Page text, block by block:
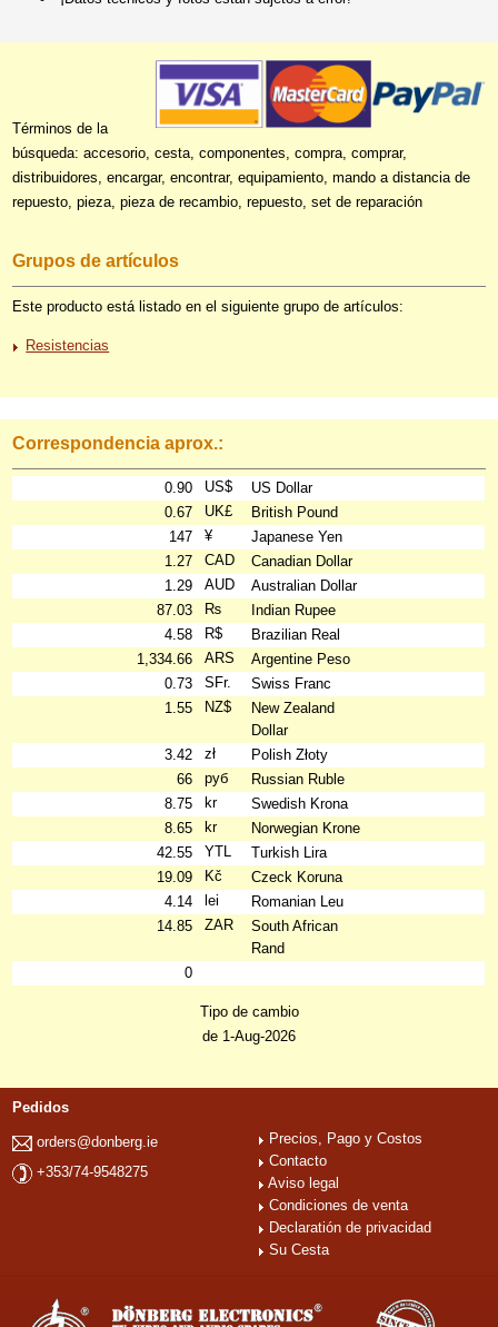
Términos de la
búsqueda: accesorio, cesta, componentes, compra, comprar,
distribuidores, encargar, encontrar, equipamiento, mando a distancia de
repuesto, pieza, pieza de recambio, repuesto, set de reparación
Grupos de artículos
Este producto está listado en el siguiente grupo de artículos:
Resistencias
Correspondencia aprox.:
0.90 US$
US Dollar
0.67
UK£
British Pound
147
¥
Japanese Yen
1.27
CAD
Canadian Dollar
1.29
AUD
Australian Dollar
87.03
₨
Indian Rupee
4.58
R$
Brazilian Real
1,334.66
ARS
Argentine Peso
0.73
SFr.
Swiss Franc
1.55
NZ$
New Zealand
Dollar
3.42
zł
Polish Złoty
66
руб
Russian Ruble
8.75
kr
Swedish Krona
8.65
kr
Norwegian Krone
42.55
YTL
Turkish Lira
19.09
Kč
Czeck Koruna
4.14
lei
Romanian Leu
14.85
ZAR
South African
Rand
0
Tipo de cambio
de 1-Aug-2026
Pedidos
orders@donberg.ie
+353/74-9548275
Precios, Pago y Costos
Contacto
Aviso legal
Condiciones de venta
Declaratión de privacidad
Su Cesta